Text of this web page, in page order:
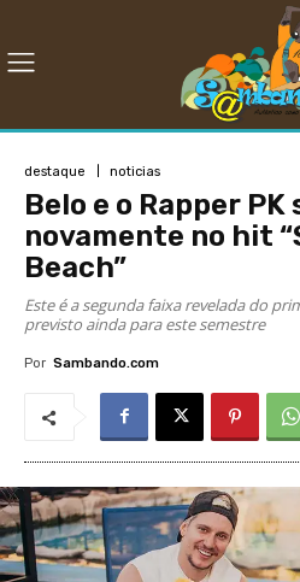
destaque noticias
Belo e o Rapper PK
novamente no hit
Beach”
Este é a segunda faixa revelada do
previsto ainda para este semestre
Por Sambando.com